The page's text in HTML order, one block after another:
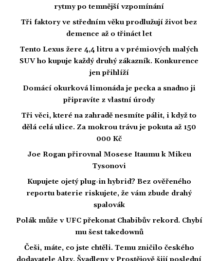
rytmy po temnější vzpomínání
Tři faktory ve středním věku prodlužují život bez
demence až o třináct let
Tento Lexus žere 4,4 litru a v prémiových malých
SUV ho kupuje každý druhý zákazník. Konkurence
jen přihlíží
Domácí okurková limonáda je pecka a snadno ji
připravíte z vlastní úrody
Tři věci, které na zahradě nesmíte pálit, i když to
dělá celá ulice. Za mokrou trávu je pokuta až 150
000 Kč
Joe Rogan přirovnal Mosese Itaumu k Mikeu
Tysonovi
Kupujete ojetý plug-in hybrid? Bez ověřeného
reportu baterie riskujete, že vám zbude drahý
spalovák
Polák může v UFC překonat Chabibův rekord. Chybí
mu šest takedownů
Češi, máte, co jste chtěli. Temu zničilo českého